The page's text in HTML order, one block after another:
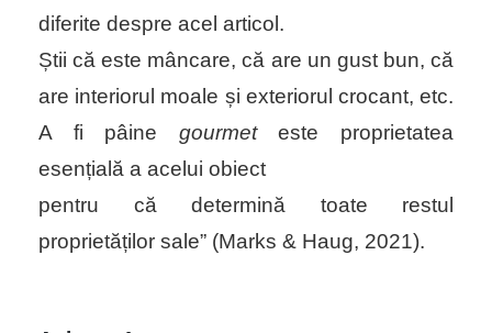
diferite despre acel articol.
Știi că este mâncare, că are un gust bun, că
are interiorul moale și exteriorul crocant, etc.
A fi pâine gourmeteste proprietatea
esențială a acelui obiect
pentru că determină toate restul
proprietăților sale” (Marks & Haug, 2021).